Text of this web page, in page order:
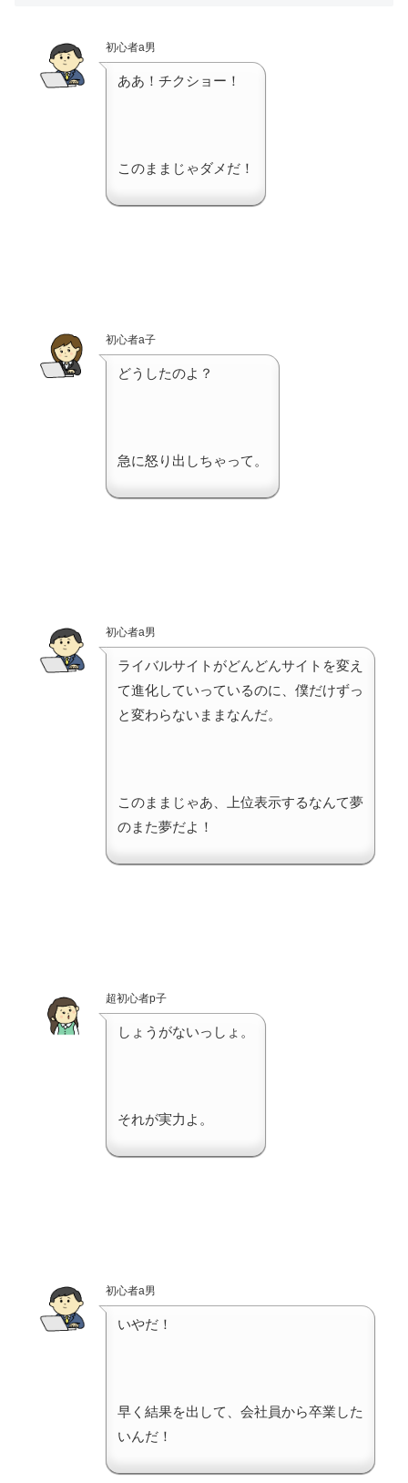
初心者a男
ああ！チクショー！
このままじゃダメだ！
初心者a子
どうしたのよ？
急に怒り出しちゃって。
初心者a男
ライバルサイトがどんどんサイトを変え
て進化していっているのに、僕だけずっ
と変わらないままなんだ。
このままじゃあ、上位表示するなんて夢
のまた夢だよ！
超初心者p子
しょうがないっしょ。
それが実力よ。
初心者a男
いやだ！
早く結果を出して、会社員から卒業した
いんだ！